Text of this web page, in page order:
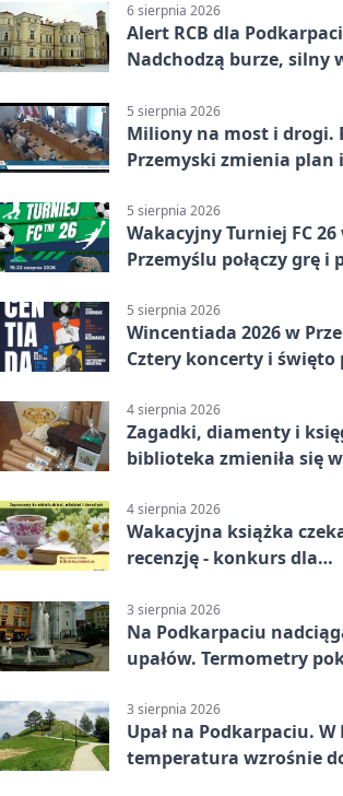
6 sierpnia 2026
Alert RCB dla
Nadchodzą burze, silny
5 sierpnia 2026
Miliony na most i drogi.
Przemyski zmienia plan
5 sierpnia 2026
Wakacyjny Turniej FC 26
Przemyślu połączy grę i
5 sierpnia 2026
Wincentiada 2026 w
Cztery koncerty i święto
4 sierpnia 2026
Zagadki, diamenty i
biblioteka zmieniła się
4 sierpnia 2026
Wakacyjna książka
recenzję - konkurs dla
3 sierpnia 2026
Na Podkarpaciu
upałów. Termometry
3 sierpnia 2026
Upał na Podkarpaciu. W
temperatura wzrośnie